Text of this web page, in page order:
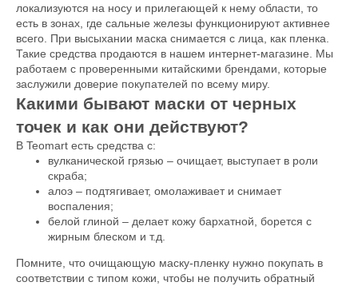
локализуются на носу и прилегающей к нему области, то
есть в зонах, где сальные железы функционируют активнее
всего. При высыхании маска снимается с лица, как пленка.
Такие средства продаются в нашем интернет-магазине. Мы
работаем с проверенными китайскими брендами, которые
заслужили доверие покупателей по всему миру.
Какими бывают маски от черных
точек и как они действуют?
В Teomart есть средства с:
вулканической грязью – очищает, выступает в роли
скраба;
алоэ – подтягивает, омолаживает и снимает
воспаления;
белой глиной – делает кожу бархатной, борется с
жирным блеском и т.д.
Помните, что очищающую маску-пленку нужно покупать в
соответствии с типом кожи, чтобы не получить обратный